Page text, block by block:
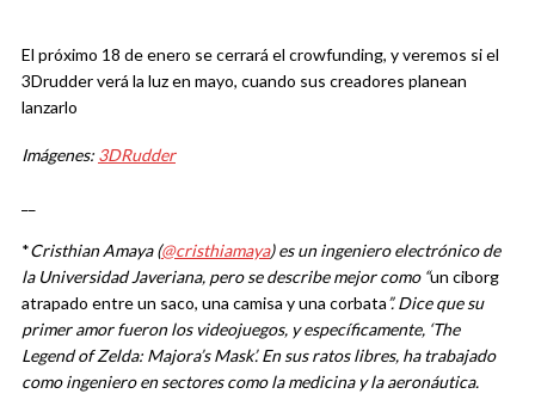
El próximo 18 de enero se cerrará el crowfunding, y veremos si el
3Drudder verá la luz en mayo, cuando sus creadores planean
lanzarlo
Imágenes: 3DRudder
*Cristhian Amaya (@cristhiamaya) es un ingeniero electrónico de
la Universidad Javeriana, pero se describe mejor como “un ciborg
atrapado entre un saco, una camisa y una corbata”. Dice que su
primer amor fueron los videojuegos, y específicamente, ‘The
Legend of Zelda: Majora’s Mask’. En sus ratos libres, ha trabajado
como ingeniero en sectores como la medicina y la aeronáutica.